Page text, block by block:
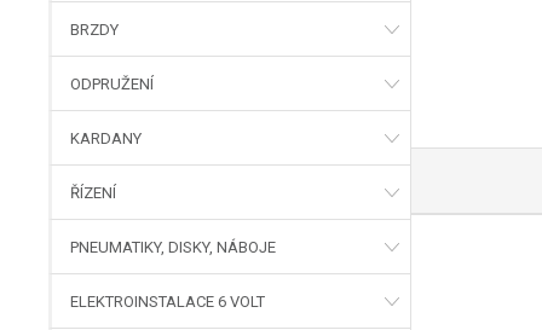
BRZDY
ODPRUŽENÍ
KARDANY
ŘÍZENÍ
PNEUMATIKY, DISKY, NÁBOJE
ELEKTROINSTALACE 6 VOLT